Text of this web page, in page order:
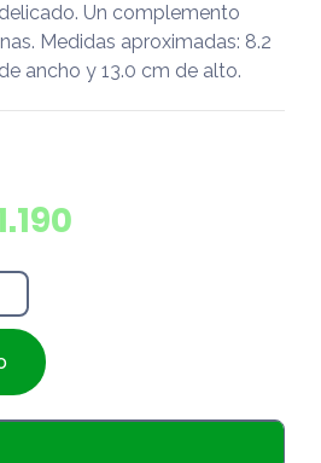
Un complemento
Medidas aproximadas: 8.2
ancho y 13.0 cm de alto.